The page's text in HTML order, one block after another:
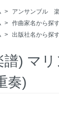
> アンサンブル
> 作曲家名から探
> 出版社名から探
譜) マ
奏)